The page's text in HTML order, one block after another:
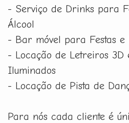
- Serviço de Drinks para
Álcool
- Bar móvel para Festas e
- Locação de Letreiros 3D
Iluminados
- Locação de Pista de
Para nós cada cliente é